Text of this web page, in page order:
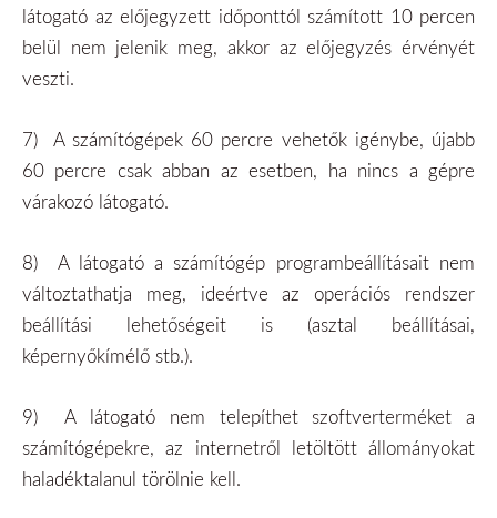
látogató az előjegyzett időponttól számított 10 percen
belül nem jelenik meg, akkor az előjegyzés érvényét
veszti.
7) A számítógépek 60 percre vehetők igénybe, újabb
60 percre csak abban az esetben, ha nincs a gépre
várakozó látogató.
8) A látogató a számítógép programbeállításait nem
változtathatja meg, ideértve az operációs rendszer
beállítási lehetőségeit is (asztal beállításai,
képernyőkímélő stb.).
9)A látogató nem telepíthet szoftverterméket a
számítógépekre, az internetről letöltött állományokat
haladéktalanul törölnie kell.